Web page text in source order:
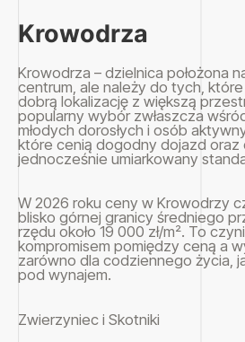
Krowodrza
Krowodrza – dzielnica położona
centrum, ale należy do tych,
dobrą lokalizację z większą
popularny wybór zwłaszcza
młodych dorosłych i osób
które cenią dogodny dojazd oraz
jednocześnie umiarkowany
W 2026 roku ceny w Krowodrzy
blisko górnej granicy średniego
rzędu około 19 000 zł/m². To
kompromisem pomiędzy ceną a
zarówno dla codziennego życia,
pod wynajem.
Zwierzyniec i Skotniki